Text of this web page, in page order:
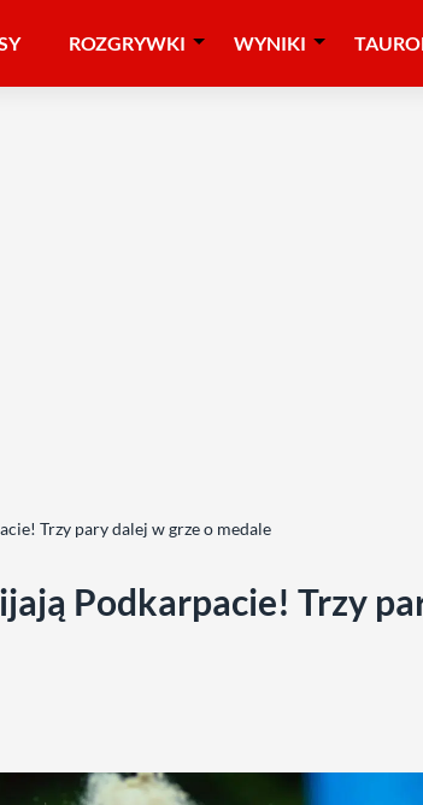
ROZGRYWKI WYNIKI
Trzy pary dalej w grze o medale
Podkarpacie! Trzy